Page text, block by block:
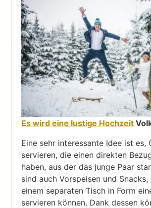
Es wird eine lustige Hochzeit
Eine sehr interessante Idee ist es,
servieren, die einen direkten
haben, aus der das junge Paar
sind auch Vorspeisen und
einem separaten Tisch in Form
servieren können. Dank dessen